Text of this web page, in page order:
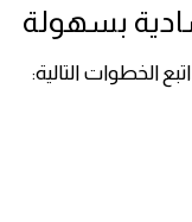
بسهولة